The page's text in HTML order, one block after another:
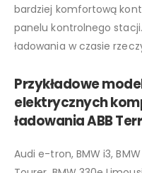
bardziej komfortową
panelu kontrolnego
ładowania w czasie
Przykładowe
elektrycznych
ładowania ABB
Audi e-tron, BMW i3,